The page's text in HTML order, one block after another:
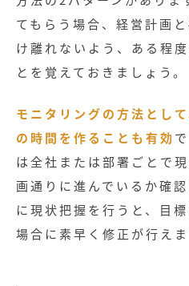
てもらう場合、経営計画
け離れないよう、ある程
とを覚えておきましょう。
モニタリングの方法とし
の時間を作ることも有効
は全社または部署ごとで
画通りに進んでいるか確
に現状把握を行うと、目
場合に素早く修正が行えま